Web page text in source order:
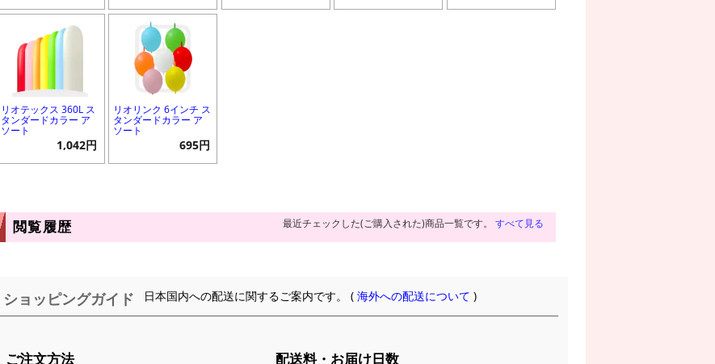
リオテックス 360L ス
タンダードカラー ア
ソート
1,042円
リオリンク 6インチ ス
タンダードカラー ア
ソート
695円
閲覧履歴 最近チェックした(ご購入された)商品一覧です。 すべて見る
ショッピングガイド 日本国内への配送に関するご案内です。 (海外への配送について )
ご注文方法 配送料・お届け日数